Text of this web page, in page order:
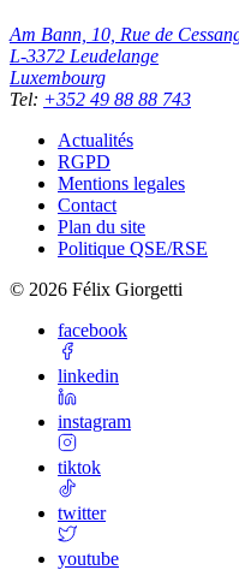
Am Bann, 10, Rue de
L-3372 Leudelange
Luxembourg
Tel: +352 49 88 88 743
Actualités
RGPD
Mentions legales
Contact
Plan du site
Politique QSE/RSE
© 2026 Félix Giorgetti
facebook
linkedin
instagram
tiktok
twitter
youtube